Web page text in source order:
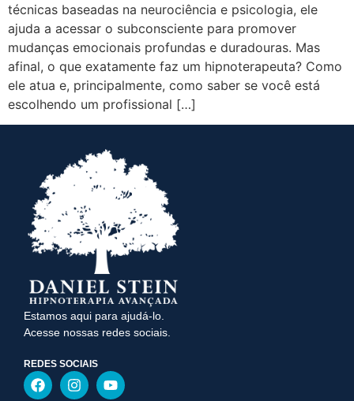
técnicas baseadas na neurociência e psicologia, ele
ajuda a acessar o subconsciente para promover
mudanças emocionais profundas e duradouras. Mas
afinal, o que exatamente faz um hipnoterapeuta? Como
ele atua e, principalmente, como saber se você está
escolhendo um profissional […]
Estamos aqui para ajudá-lo.
Acesse nossas redes sociais.
REDES SOCIAIS